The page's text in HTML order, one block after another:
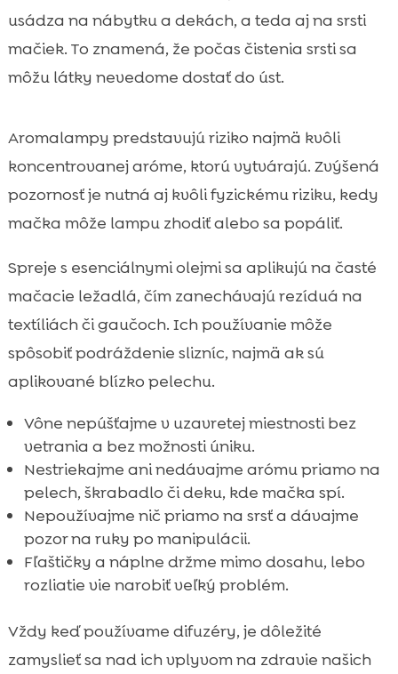
usádza na nábytku a dekách, a teda aj na srsti
mačiek. To znamená, že počas čistenia srsti sa
môžu látky nevedome dostať do úst.
Aromalampy predstavujú riziko najmä kvôli
koncentrovanej aróme, ktorú vytvárajú. Zvýšená
pozornosť je nutná aj kvôli fyzickému riziku, kedy
mačka môže lampu zhodiť alebo sa popáliť.
Spreje s esenciálnymi olejmi sa aplikujú na časté
mačacie ležadlá, čím zanechávajú rezíduá na
textíliách či gaučoch. Ich používanie môže
spôsobiť podráždenie slizníc, najmä ak sú
aplikované blízko pelechu.
Vône nepúšťajme v uzavretej miestnosti bez
vetrania a bez možnosti úniku.
Nestriekajme ani nedávajme arómu priamo na
pelech, škrabadlo či deku, kde mačka spí.
Nepoužívajme nič priamo na srsť a dávajme
pozor na ruky po manipulácii.
Fľaštičky a náplne držme mimo dosahu, lebo
rozliatie vie narobiť veľký problém.
Vždy keď používame difuzéry, je dôležité
zamyslieť sa nad ich vplyvom na zdravie našich